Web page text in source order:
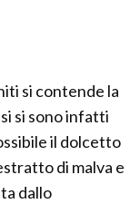
si contende la
si sono infatti
il dolcetto
di malva e
dallo